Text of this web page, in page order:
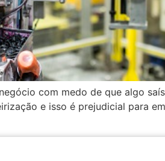
com medo de que algo
e isso é prejudicial para